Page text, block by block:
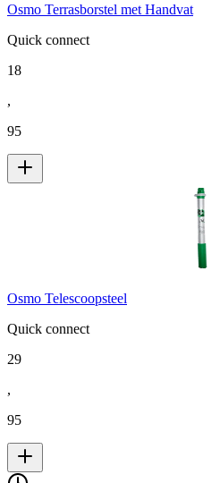
Osmo Terrasborstel met Handvat
Quick connect
18
,
95
Osmo Telescoopsteel
Quick connect
29
,
95